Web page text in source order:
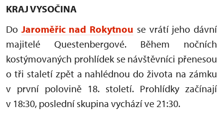
KRAJ VYSOČINA
Do Jaroměřic nad Rokytnou se vrátí jeho dávní
majitelé Questenbergové. Během nočních
kostýmovaných prohlídek se návštěvníci přenesou
o tři staletí zpět a nahlédnou do života na zámku
v první polovině 18. století. Prohlídky začínají
v 18:30, poslední skupina vychází ve 21:30.